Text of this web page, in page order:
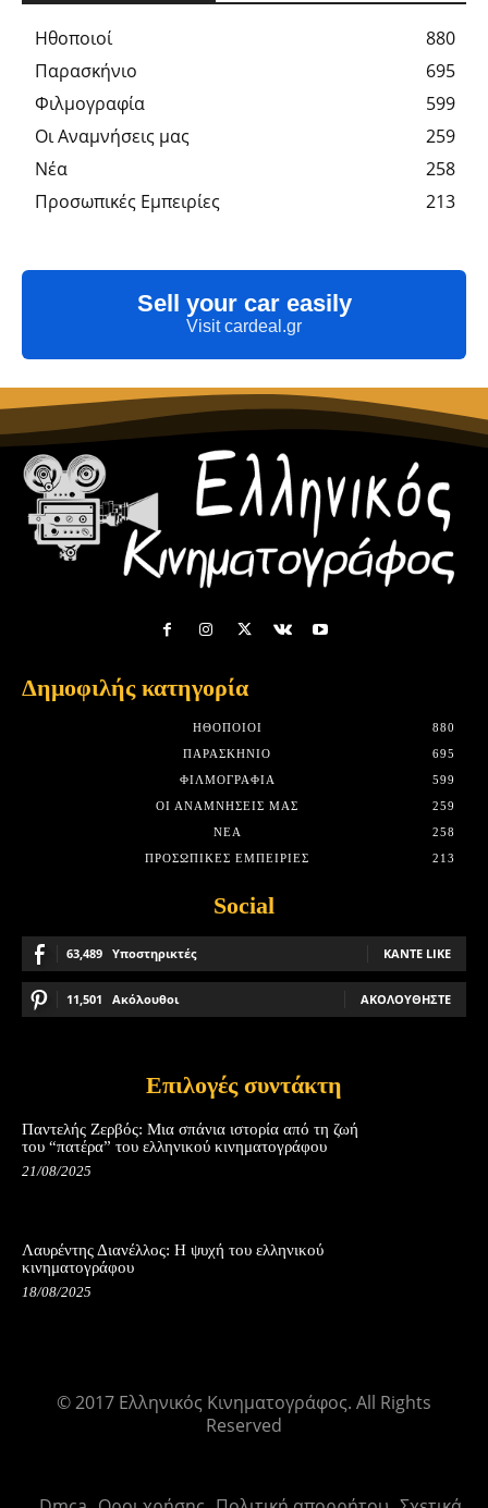
Hθοποιοί
880
Παρασκήνιο
695
Φιλμογραφία
599
Οι Αναμνήσεις μας
259
Νέα
258
Προσωπικές Εμπειρίες
213
Sell your car easily
Visit cardeal.gr
Δημοφιλής κατηγορία
HΘΟΠΟΙΟΊ
880
ΠΑΡΑΣΚΉΝΙΟ
695
ΦΙΛΜΟΓΡΑΦΊΑ
599
ΟΙ ΑΝΑΜΝΉΣΕΙΣ ΜΑΣ
259
ΝΈΑ
258
ΠΡΟΣΩΠΙΚΈΣ ΕΜΠΕΙΡΊΕΣ
213
Social
63,489 Υποστηρικτές ΚΆΝΤΕ LIKE
11,501 Ακόλουθοι ΑΚΟΛΟΥΘΉΣΤΕ
Επιλογές συντάκτη
Παντελής Ζερβός: Μια σπάνια ιστορία από τη ζωή
του “πατέρα” του ελληνικού κινηματογράφου
21/08/2025
Λαυρέντης Διανέλλος: Η ψυχή του ελληνικού
κινηματογράφου
18/08/2025
© 2017 Ελληνικός Κινηματογράφος. All Rights
Reserved